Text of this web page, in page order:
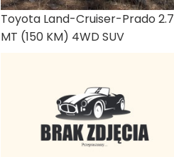
Toyota Land-Cruiser-Prado 2.7
MT (150 KM) 4WD SUV